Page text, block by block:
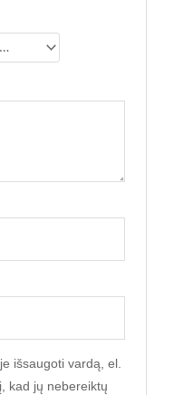
išsaugoti vardą, el.
kad jų nebereiktų